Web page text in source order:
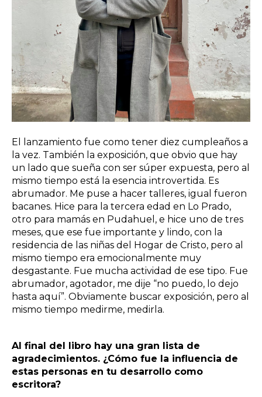
El lanzamiento fue como tener diez cumpleaños a
la vez. También la exposición, que obvio que hay
un lado que sueña con ser súper expuesta, pero al
mismo tiempo está la esencia introvertida. Es
abrumador. Me puse a hacer talleres, igual fueron
bacanes. Hice para la tercera edad en Lo Prado,
otro para mamás en Pudahuel, e hice uno de tres
meses, que ese fue importante y lindo, con la
residencia de las niñas del Hogar de Cristo, pero al
mismo tiempo era emocionalmente muy
desgastante. Fue mucha actividad de ese tipo. Fue
abrumador, agotador, me dije “no puedo, lo dejo
hasta aquí”. Obviamente buscar exposición, pero al
mismo tiempo medirme, medirla.
Al final del libro hay una gran lista de
agradecimientos. ¿Cómo fue la influencia de
estas personas en tu desarrollo como
escritora?